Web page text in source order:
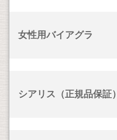
女性用バイアグラ
シアリス（正規品保証）